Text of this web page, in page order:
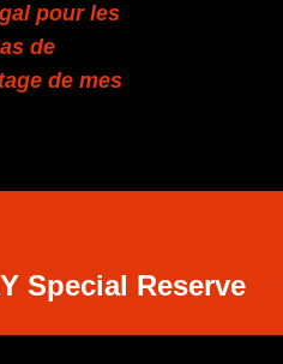
pour les
de
de mes
Special Reserve